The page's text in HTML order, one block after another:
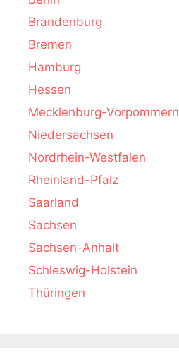
Brandenburg
Bremen
Hamburg
Hessen
Mecklenburg-Vorpommern
Niedersachsen
Nordrhein-Westfalen
Rheinland-Pfalz
Saarland
Sachsen
Sachsen-Anhalt
Schleswig-Holstein
Thüringen